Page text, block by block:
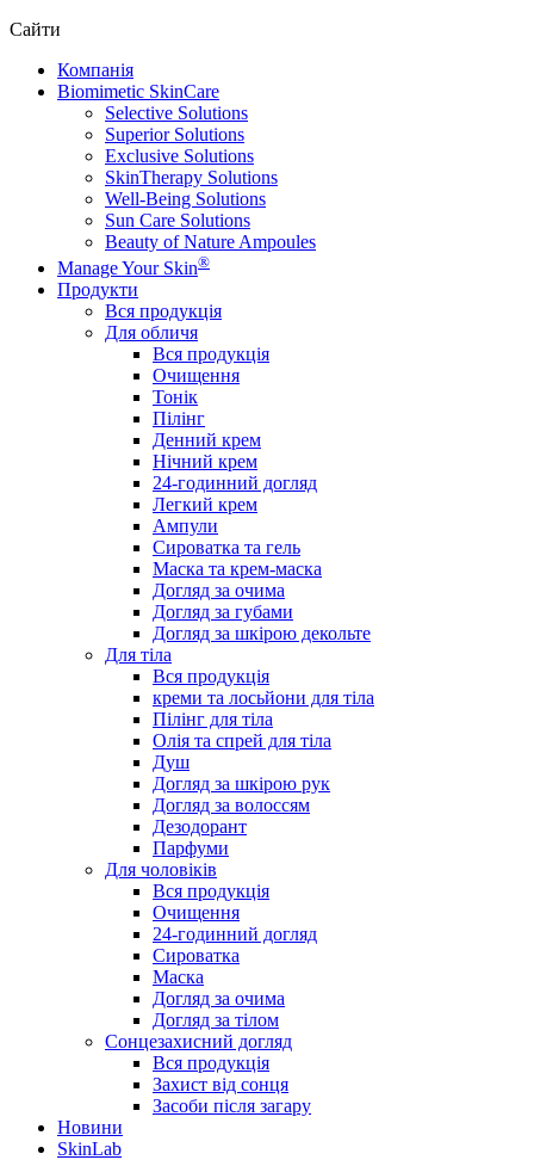
Сайти
Компанія
Biomimetic SkinCare
Selective Solutions
Superior Solutions
Exclusive Solutions
SkinTherapy Solutions
Well-Being Solutions
Sun Care Solutions
Beauty of Nature Ampoules
Manage Your Skin®
Продукти
Вся продукція
Для обличя
Вся продукція
Очищення
Тонік
Пілінг
Денний крем
Нічний крем
24-годинний догляд
Легкий крем
Ампули
Сироватка та гель
Маска та крем-маска
Догляд за очима
Догляд за губами
Догляд за шкірою декольте
Для тіла
Вся продукція
креми та лосьйони для тіла
Пілінг для тіла
Олія та спрей для тіла
Душ
Догляд за шкірою рук
Догляд за волоссям
Дезодорант
Парфуми
Для чоловіків
Вся продукція
Очищення
24-годинний догляд
Сироватка
Маска
Догляд за очима
Догляд за тілом
Сонцезахисний догляд
Вся продукція
Захист від сонця
Засоби після загару
Новини
SkinLab